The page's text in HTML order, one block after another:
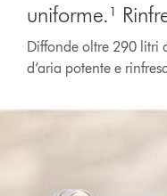
uniforme.¹
Diffonde oltre 290 litri
d’aria potente e